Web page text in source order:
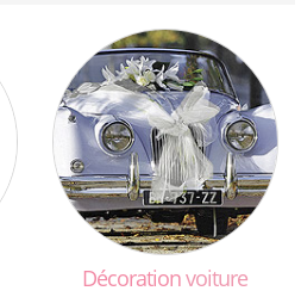
Décorationvoiture